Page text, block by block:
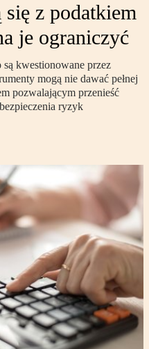
z podatkiem
je ograniczyć
są kwestionowane przez
mogą nie dawać pełnej
pozwalającym przenieść
ryzyk